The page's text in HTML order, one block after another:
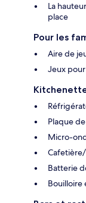
La
place
Pour les
Aire de
Jeux
Plaque
Micro-
Batterie
Bouilloire